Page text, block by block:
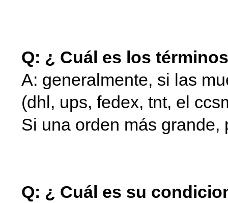
Q: ¿ Cuál es los
A: generalmente, si las
(dhl, ups, fedex, tnt, el
Si una orden más grande,
Q: ¿ Cuál es su